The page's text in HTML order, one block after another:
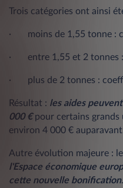
Trois catégories ont ainsi
· moins de 1,55 tonne :
· entre 1,55 et 2 tonnes
· plus de 2 tonnes :
Résultat : les aides
000 €pour certains grands
environ 4 000 €
Autre évolution majeure :
l'Espace économique
cette nouvelle bonification